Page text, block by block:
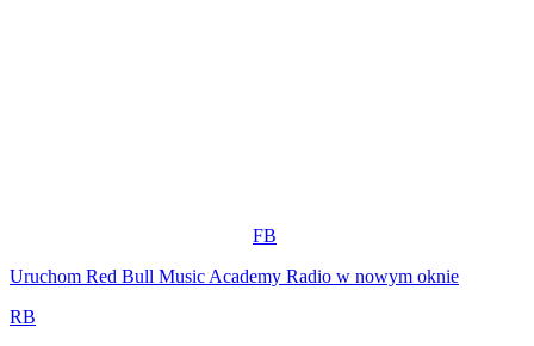
FB
Uruchom Red Bull Music Academy Radio w nowym oknie
RB